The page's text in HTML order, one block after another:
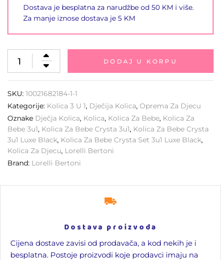
Dostava je besplatna za narudžbe od 50 KM i više.
Za manje iznose dostava je 5 KM
DODAJ U KORPU
SKU: 10021682184-1-1
Kategorije: Kolica 3 U 1, Dječija Kolica, Oprema Za Djecu
Oznake Dječja Kolica, Kolica, Kolica Za Bebe, Kolica Za
Bebe 3u1, Kolica Za Bebe Crysta 3u1, Kolica Za Bebe Crysta
3u1 Luxe Black, Kolica Za Bebe Crysta Set 3u1 Luxe Black,
Kolica Za Djecu, Lorelli Bertoni
Brand: Lorelli Bertoni
Dostava proizvoda
Cijena dostave zavisi od prodavača, a kod nekih je i
besplatna. Postoje proizvodi koje prodavci imaju na